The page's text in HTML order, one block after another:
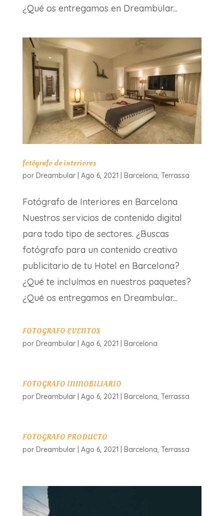
¿Qué os entregamos en Dreambular...
fotógrafo de interiores
por Dreambular| Ago 6, 2021 Barcelona Terrassa
Fotógrafo de Interiores en Barcelona
Nuestros servicios de contenido digital
para todo tipo de sectores. ¿Buscas
fotógrafo para un contenido creativo
publicitario de tu Hotel en Barcelona?
¿Qué te incluímos en nuestros paquetes?
¿Qué os entregamos en Dreambular...
FOTOGRAFO EVENTOS
por Dreambular| Ago 6, 2021 Barcelona
FOTOGRAFO INMOBILIARIO
por Dreambular| Ago 6, 2021 Barcelona Terrassa
FOTOGRAFO PRODUCTO
por Dreambular| Ago 6, 2021 Barcelona Terrassa